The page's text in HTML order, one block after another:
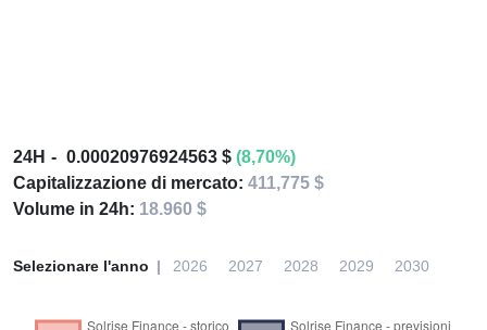
24H 0.00020976924563 $ (8,70%)
Capitalizzazione di mercato: 411,775 $
Volume in 24h: 18.960 $
Selezionare l'anno 2026 2027 2028 2029 2030